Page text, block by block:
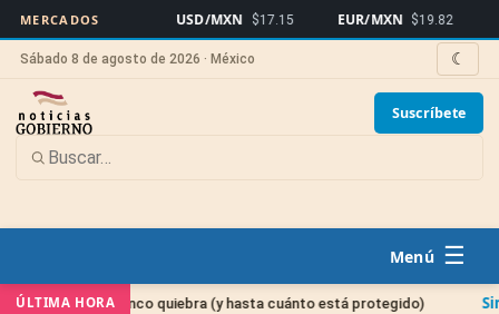
MERCADOS USD/MXN $17.15 EUR/MXN $19.82 Bitcoin
Sábado 8 de agosto de 2026 · México ☾
Suscríbete
☰
ÚLTIMA HORA
quiebra (y hasta cuánto está protegido) Sin categoría